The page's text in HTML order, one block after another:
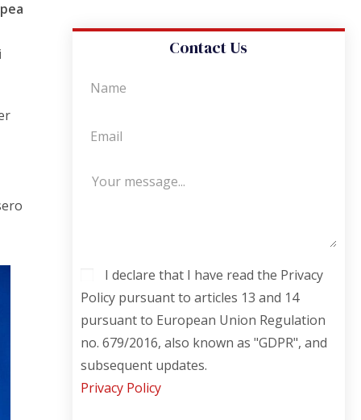
Contact Us
I declare that I have read the Privacy
Policy pursuant to articles 13 and 14
pursuant to European Union Regulation
no. 679/2016, also known as "GDPR", and
subsequent updates.
Privacy Policy